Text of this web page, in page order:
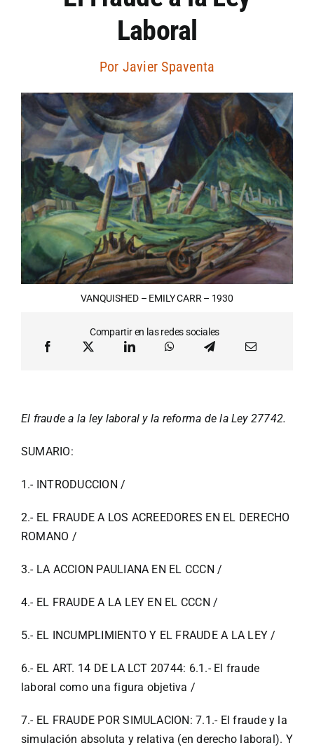
Artículos por sección
Laboral
Por Javier Spaventa
VANQUISHED – EMILY CARR – 1930
Compartir en las redes sociales
El fraude a la ley laboral y la reforma de la Ley 27742.
SUMARIO:
1.- INTRODUCCION /
2.- EL FRAUDE A LOS ACREEDORES EN EL DERECHO
ROMANO /
3.- LA ACCION PAULIANA EN EL CCCN /
4.- EL FRAUDE A LA LEY EN EL CCCN /
5.- EL INCUMPLIMIENTO Y EL FRAUDE A LA LEY /
6.- EL ART. 14 DE LA LCT 20744: 6.1.- El fraude
laboral como una figura objetiva /
7.- EL FRAUDE POR SIMULACION: 7.1.- El fraude y la
simulación absoluta y relativa (en derecho laboral). Y